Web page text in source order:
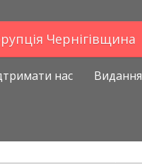
Чернігівщина
нас Видання